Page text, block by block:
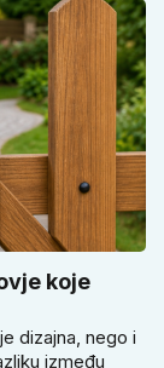
koje
dizajna, nego i
između